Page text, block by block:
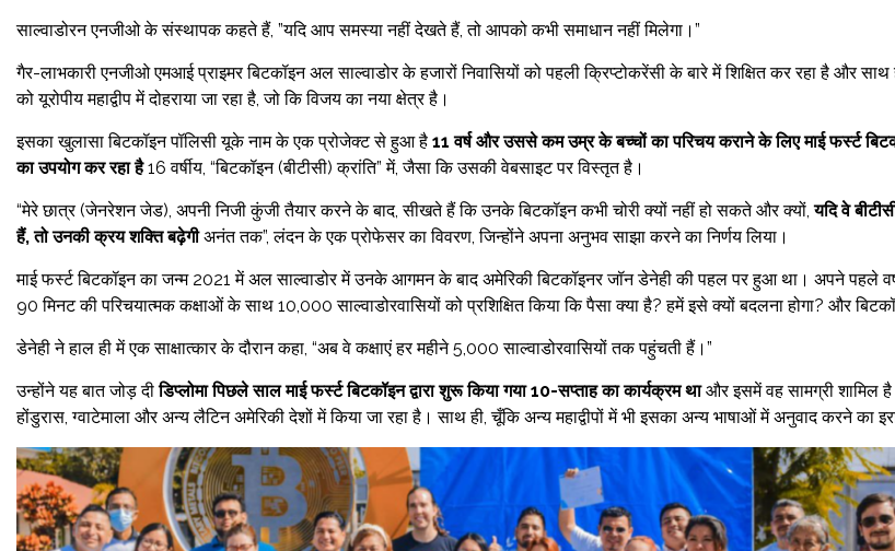
साल्वाडोरन एनजीओ के संस्थापक कहते हैं, ”यदि आप समस्या नहीं देखते हैं, तो आपको कभी समाधान नहीं मिलेगा।”
गैर-लाभकारी एनजीओ एमआई प्राइमर बिटकॉइन अल साल्वाडोर के हजारों निवासियों को पहली क्रिप्टोकरेंसी के बारे में शिक्षित कर रहा है और
को यूरोपीय महाद्वीप में दोहराया जा रहा है, जो कि विजय का नया क्षेत्र है।
इसका खुलासा बिटकॉइन पॉलिसी यूके नाम के एक प्रोजेक्ट से हुआ है 11 वर्ष और उससे कम उम्र के बच्चों का परिचय कराने के लिए माई फर्स्ट
का उपयोग कर रहा है16 वर्षीय, “बिटकॉइन (बीटीसी) क्रांति” में, जैसा कि उसकी वेबसाइट पर विस्तृत है।
“मेरे छात्र (जेनरेशन जेड), अपनी निजी कुंजी तैयार करने के बाद, सीखते हैं कि उनके बिटकॉइन कभी चोरी क्यों नहीं हो सकते और क्यों,यदि वे
हैं, तो उनकी क्रय शक्ति बढ़ेगीअनंत तक”, लंदन के एक प्रोफेसर का विवरण, जिन्होंने अपना अनुभव साझा करने का निर्णय लिया।
माई फर्स्ट बिटकॉइन का जन्म 2021 में अल साल्वाडोर में उनके आगमन के बाद अमेरिकी बिटकॉइनर जॉन डेनेही की पहल पर हुआ था। अपने पहले
90 मिनट की परिचयात्मक कक्षाओं के साथ 10,000 साल्वाडोरवासियों को प्रशिक्षित किया कि पैसा क्या है? हमें इसे क्यों बदलना होगा? और
डेनेही ने हाल ही में एक साक्षात्कार के दौरान कहा, “अब वे कक्षाएं हर महीने 5,000 साल्वाडोरवासियों तक पहुंचती हैं।”
उन्होंने यह बात जोड़ दीडिप्लोमा पिछले साल माई फर्स्ट बिटकॉइन द्वारा शुरू किया गया 10-सप्ताह का कार्यक्रम थाऔर इसमें वह सामग्री शामिल
होंडुरास, ग्वाटेमाला और अन्य लैटिन अमेरिकी देशों में किया जा रहा है। साथ ही, चूँकि अन्य महाद्वीपों में भी इसका अन्य भाषाओं में अनुवाद करने का